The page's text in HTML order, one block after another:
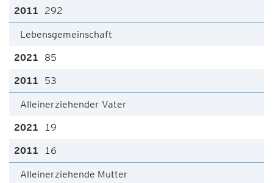
292
Lebensgemeinschaft
85
53
Alleinerziehender Vater
19
16
Alleinerziehende Mutter